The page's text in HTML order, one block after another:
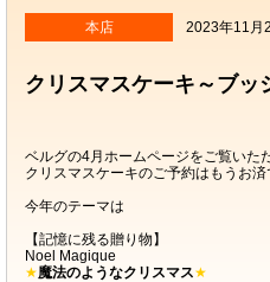
本店 2023年11月
クリスマスケーキ～ブッ
ベルグの4月ホームページをご覧いた
クリスマスケーキのご予約はもうお済
今年のテーマは
【記憶に残る贈り物】
Noel Magique
★魔法のようなクリスマス★